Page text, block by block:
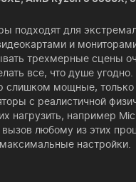
подходят для
и
трехмерные сцены
все, что душе
слишком мощные,
с реалистичной
нагрузить, например
вызов любому из этих
настройки.